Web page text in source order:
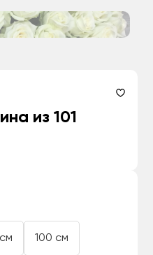
из 101
100 см